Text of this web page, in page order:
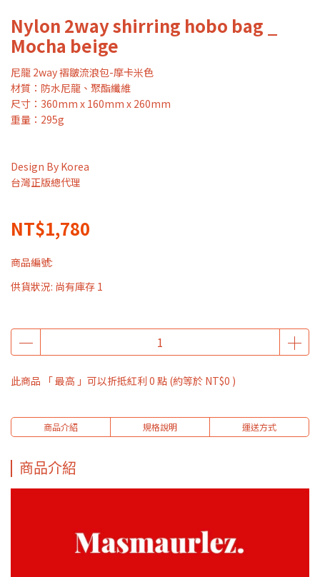
Nylon 2way shirring hobo bag _
Mocha beige
尼龍 2way 褶皺流浪包-摩卡米色
材質：防水尼龍、聚酯纖維
尺寸：360mm x 160mm x 260mm
重量：295g
Design By Korea
台灣正版總代理
NT$1,780
商品編號:
供貨狀況: 尚有庫存 1
此商品 「 最高 」可以折抵紅利 0 點 (約等於 NT$0 )
商品介紹 規格說明 運送方式
商品介紹